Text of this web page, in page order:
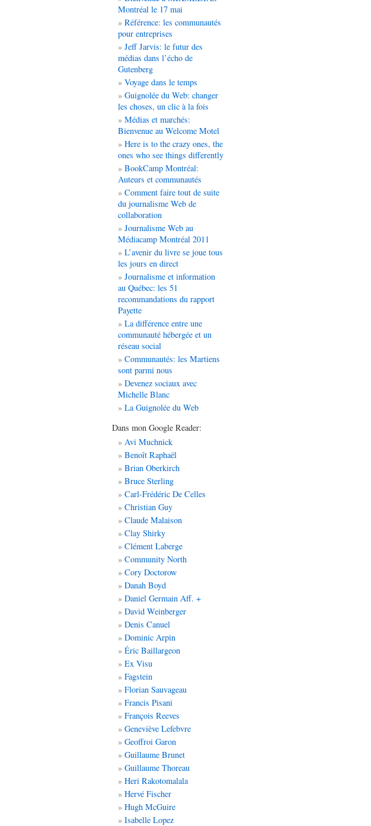
Montréal le 17 mai
Référence: les communautés
pour entreprises
Jeff Jarvis: le futur des
médias dans l’écho de
Gutenberg
Voyage dans le temps
Guignolée du Web: changer
les choses, un clic à la fois
Médias et marchés:
Bienvenue au Welcome Motel
Here is to the crazy ones, the
ones who see things differently
BookCamp Montréal:
Auteurs et communautés
Comment faire tout de suite
du journalisme Web de
collaboration
Journalisme Web au
Médiacamp Montréal 2011
L’avenir du livre se joue tous
les jours en direct
Journalisme et information
au Québec: les 51
recommandations du rapport
Payette
La différence entre une
communauté hébergée et un
réseau social
Communautés: les Martiens
sont parmi nous
Devenez sociaux avec
Michelle Blanc
La Guignolée du Web
Dans mon Google Reader:
Avi Muchnick
Benoît Raphaël
Brian Oberkirch
Bruce Sterling
Carl-Frédéric De Celles
Christian Guy
Claude Malaison
Clay Shirky
Clément Laberge
Community North
Cory Doctorow
Danah Boyd
Daniel Germain Aff. +
David Weinberger
Denis Canuel
Dominic Arpin
Éric Baillargeon
Ex Visu
Fagstein
Florian Sauvageau
Francis Pisani
François Reeves
Geneviève Lefebvre
Geoffroi Garon
Guillaume Brunet
Guillaume Thoreau
Heri Rakotomalala
Hervé Fischer
Hugh McGuire
Isabelle Lopez